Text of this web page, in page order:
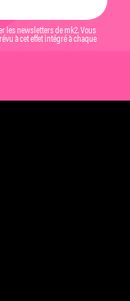
les newsletters de mk2. Vous
à cet effet intégré à chaque